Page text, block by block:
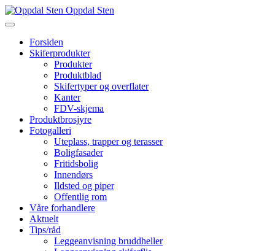
Oppdal Sten
Forsiden
Skiferprodukter
Produkter
Produktblad
Skifertyper og overflater
Kanter
FDV-skjema
Produktbrosjyre
Fotogalleri
Uteplass, trapper og terasser
Boligfasader
Fritidsbolig
Innendørs
Ildsted og piper
Offentlig rom
Våre forhandlere
Aktuelt
Tips/råd
Leggeanvisning bruddheller